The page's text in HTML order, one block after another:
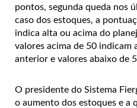
pontos, segunda queda nos
caso dos estoques, a
indica alta ou acima do
valores acima de 50 indicam
anterior e valores abaixo de
O presidente do Sistema
o aumento dos estoques e a